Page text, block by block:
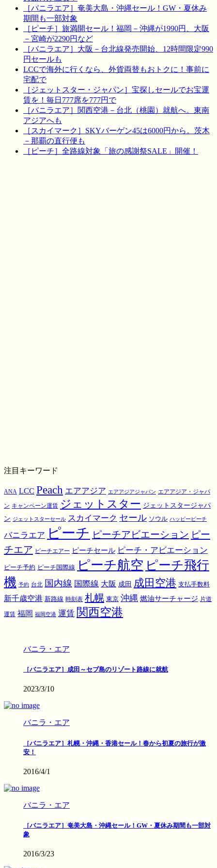
［バニラエア］奄美大島・沖縄セール！GW・夏休み
期間も一部対象
［ピーチ］旅満開セール！福岡－沖縄が1990円、大阪
－宮崎が2290円など
［バニラエア］大阪－台北線発売開始、12時間限定990
円セールも
LCCで海外に行くなら、外貨両替もおトクに！事前に
宅配で
［ジェットスター・ジャパン］宝探しセールでお宝運
賃を！毎日777席を777円で
［バニラエア］関西空港－台北（桃園）就航へ。東南
アジアへも
［スカイマーク］SKYバーゲン45は6000円から。茨木
－那覇の直行便も
［ピーチ］全路線対象「旅の感謝祭SALE」開催！
注目キーワード
ANA LCC Peach エアアジア エアアジアジャパン エアアジア・ジャパ
ン キャンペーン運賃 ジェットスター ジェットスタージャパ
ン ジェットスターセール スカイマーク セール ソウル ハッピーピーチ
バニラエア ピーチ ピーチアビエーション ピー
チエア ピーチエアー ピーチセール ピーチ・アビエーション
ピーチ予約 ピーチ国際線 ピーチ航空 ピーチ飛行
機 予約 台北 国内線 国際線 大阪 成田 成田空港 支払手数料
新千歳空港 新路線 時刻表 札幌 東京 沖縄 燃油サーチャージ 片道
運賃 福岡 福岡空港 運賃 関西空港
バニラ・エア
［バニラエア］成田～セブ島のリゾート路線に就航
2023/3/10
バニラ・エア
［バニラエア］札幌・沖縄・香港セール！春から初夏の旅行が激
安！
2016/4/1
バニラ・エア
［バニラエア］奄美大島・沖縄セール！GW・夏休み期間も一部対
象
2016/3/23